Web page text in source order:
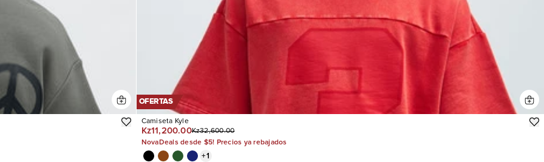
OFERTAS
Camiseta Kyle
Kz11,200.00Kz32,600.00
NovaDeals desde $5! Precios ya rebajados
+1